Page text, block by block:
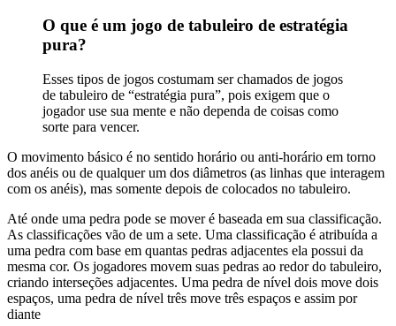
O que é um jogo de tabuleiro de estratégia
pura?
Esses tipos de jogos costumam ser chamados de jogos
de tabuleiro de “estratégia pura”, pois exigem que o
jogador use sua mente e não dependa de coisas como
sorte para vencer.
O movimento básico é no sentido horário ou anti-horário em torno
dos anéis ou de qualquer um dos diâmetros (as linhas que interagem
com os anéis), mas somente depois de colocados no tabuleiro.
Até onde uma pedra pode se mover é baseada em sua classificação.
As classificações vão de um a sete. Uma classificação é atribuída a
uma pedra com base em quantas pedras adjacentes ela possui da
mesma cor. Os jogadores movem suas pedras ao redor do tabuleiro,
criando interseções adjacentes. Uma pedra de nível dois move dois
espaços, uma pedra de nível três move três espaços e assim por
diante